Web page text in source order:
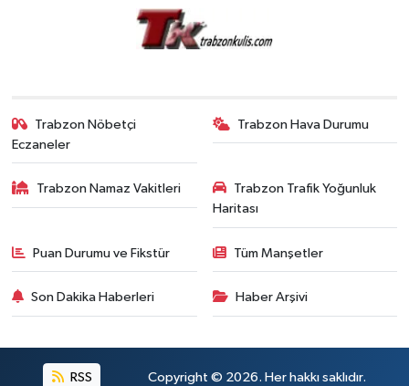
Trabzon Nöbetçi
Eczaneler
Trabzon Hava Durumu
Trabzon Namaz Vakitleri
Trabzon Trafik Yoğunluk
Haritası
Puan Durumu ve Fikstür Tüm Manşetler
Son Dakika Haberleri Haber Arşivi
RSS Copyright © 2026. Her hakkı saklıdır.